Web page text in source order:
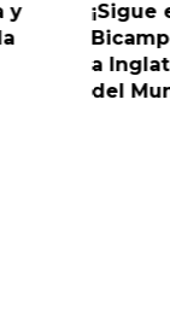
y
¡Sigue
a
del